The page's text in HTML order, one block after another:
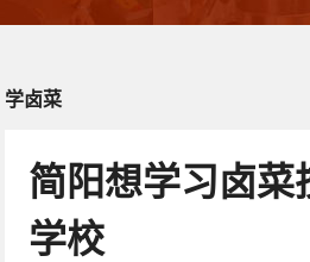
学卤菜
简阳想学习卤菜
学校